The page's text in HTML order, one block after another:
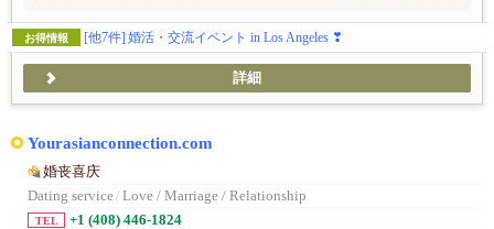
お得情報 [他7件] 婚活・交流イベント in Los Angeles ❣
詳細
Yourasianconnection.com
婚丧喜庆
Dating service/ Love / Marriage / Relationship
TEL +1 (408) 446-1824